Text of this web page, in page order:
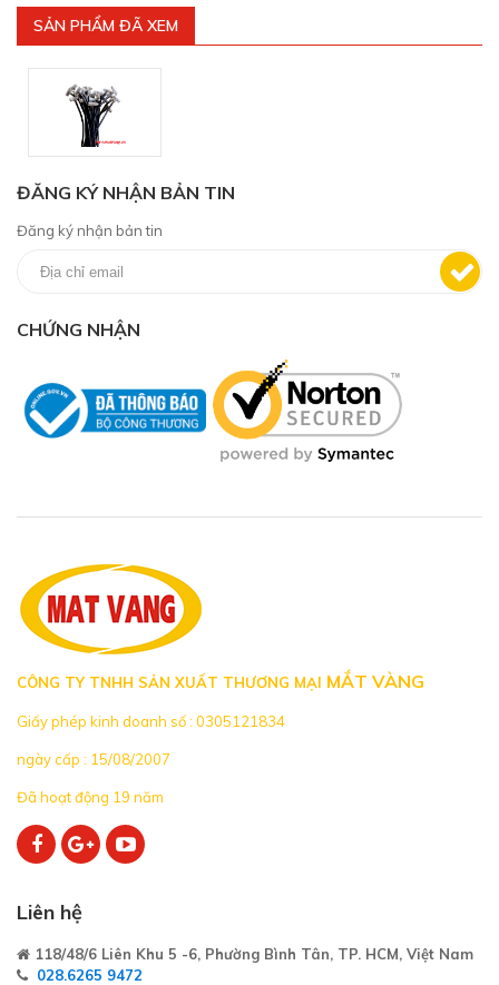
SẢN PHẨM ĐÃ XEM
ĐĂNG KÝ NHẬN BẢN TIN
Đăng ký nhận bản tin
CHỨNG NHẬN
CÔNG TY TNHH SẢN XUẤT THƯƠNG MẠI MẮT VÀNG
Giấy phép kinh doanh số : 0305121834
ngày cấp : 15/08/2007
Đã hoạt động 19 năm
Liên hệ
118/48/6 Liên Khu 5 -6, Phường Bình Tân, TP. HCM, Việt Nam
028.6265 9472